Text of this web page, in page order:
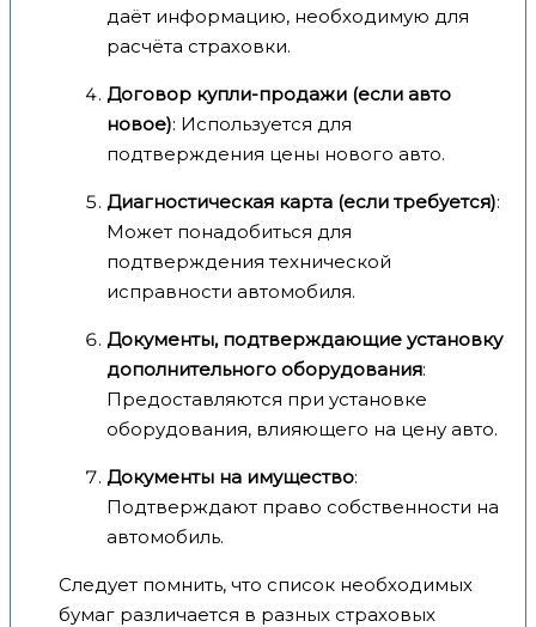
даёт информацию, необходимую для
расчёта страховки.
Договор купли-продажи (если авто
новое): Используется для
подтверждения цены нового авто.
Диагностическая карта (если требуется):
Может понадобиться для
подтверждения технической
исправности автомобиля.
Документы, подтверждающие установку
дополнительного оборудования:
Предоставляются при установке
оборудования, влияющего на цену авто.
Документы на имущество:
Подтверждают право собственности на
автомобиль.
Следует помнить, что список необходимых
бумаг различается в разных страховых